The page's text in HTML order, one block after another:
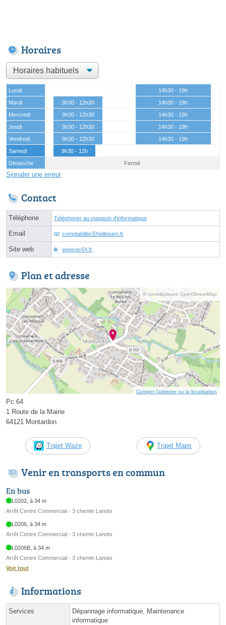
Horaires
Lundi
14h30 - 19h
Mardi
9h30 - 12h30
14h30 - 19h
Mercredi
9h30 - 12h30
14h30 - 19h
Jeudi
9h30 - 12h30
14h30 - 19h
Vendredi
9h30 - 12h30
14h30 - 19h
Samedi
9h30 - 12h
Dimanche
Fermé
Signaler une erreur
Contact
Téléphone Téléphoner au magasin d'informatique
Email comptabiliteⓐhelibearn.fr
Site web www.pc64.fr
Plan et adresse
© contributeurs OpenStreetMap
Corriger l’adresse ou la localisation
Pc 64
1 Route de la Mairie
64121 Montardon
Trajet Waze Trajet Maps
Venir en transports en commun
En bus
L0202, à 34 m
Arrêt Centre Commercial - 3 chemin Lanots
L0206, à 34 m
Arrêt Centre Commercial - 3 chemin Lanots
L0206B, à 34 m
Arrêt Centre Commercial - 3 chemin Lanots
Voir tout
Informations
Services
Dépannage informatique, Maintenance
informatique